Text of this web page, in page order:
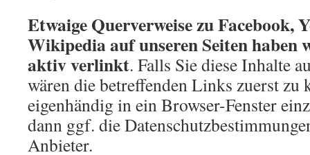
Etwaige Querverweise zu Facebook,
Wikipedia auf unseren Seiten haben
aktiv verlinkt. Falls Sie diese Inhalte
wären die betreffenden Links zuerst zu
eigenhändig in ein Browser-Fenster
dann ggf. die
Anbieter.